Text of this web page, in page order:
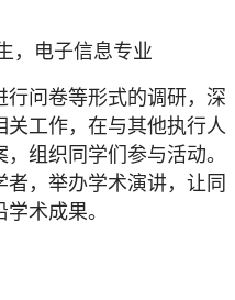
，电子信息专业
行问卷等形式的调研，深
工作，在与其他执行人
组织同学们参与活动。
，举办学术演讲，让同
术成果。